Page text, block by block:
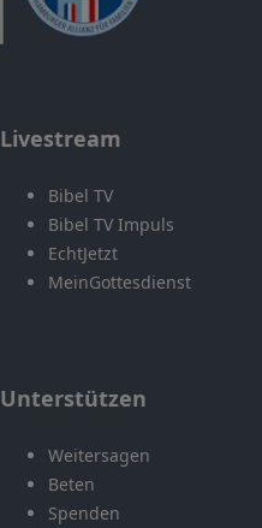
Livestream
Bibel TV
Bibel TV Impuls
EchtJetzt
MeinGottesdienst
Unterstützen
Weitersagen
Beten
Spenden